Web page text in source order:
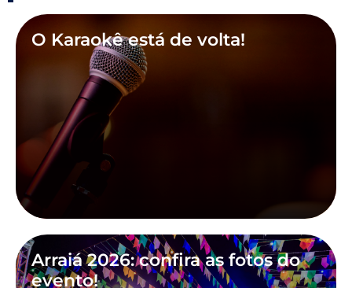
O Karaokê está de volta!
Arraiá 2026: confira as fotos do
evento!